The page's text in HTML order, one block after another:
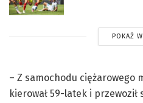
POKAŻ
– Z samochodu ciężarowego
kierował 59-latek i